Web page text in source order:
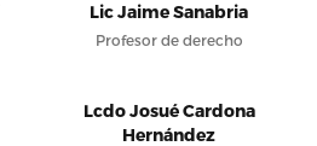
Lic Jaime Sanabria
Profesor de derecho
Lcdo Josué Cardona
Hernández